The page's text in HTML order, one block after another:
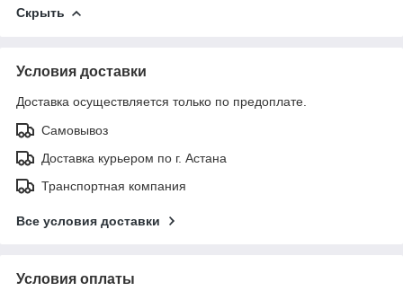
Скрыть
Условия доставки
Доставка осуществляется только по предоплате.
Самовывоз
Доставка курьером по г. Астана
Транспортная компания
Все условия доставки
Условия оплаты